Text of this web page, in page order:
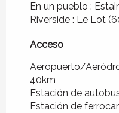
En un pueblo :
Riverside : Le Lot
Acceso
Acceso
Aeropuerto/
40km
Estación de
Estación de